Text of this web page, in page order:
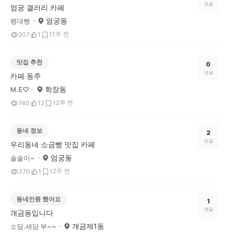
엄궁 갤러리 카페
펭대빵 엄궁동
207 1 1 1주 전
댓글
맛집 추천
카페 동주
M.E♡ 학장동
740 12 1 2주 전
0
댓글
동네 정보
우리동네 소금빵 맛집 카페
솔솔이~ 엄궁동
370 1 1 2주 전
2
댓글
동네인증 했어요
개금동입니다
소담.세담 부~~ 개금제1동
1
댓글